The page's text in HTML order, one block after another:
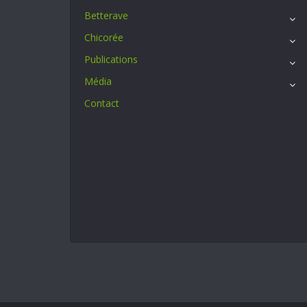
Betterave
Chicorée
Publications
Média
Contact